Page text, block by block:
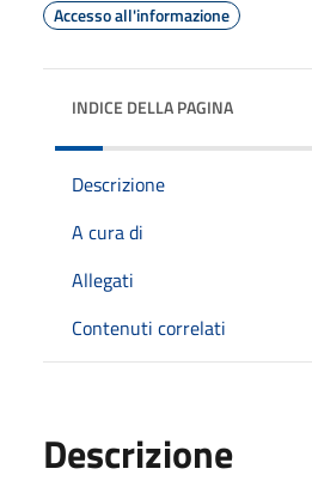
Accesso all'informazione
INDICE DELLA PAGINA
Descrizione
A cura di
Allegati
Contenuti correlati
Descrizione